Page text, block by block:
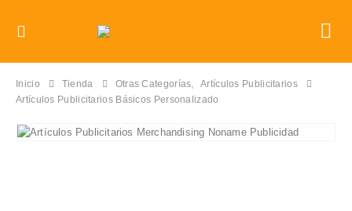
Inicio Tienda Otras Categorías,
Artículos Publicitarios
Artículos Publicitarios Básicos Personalizado